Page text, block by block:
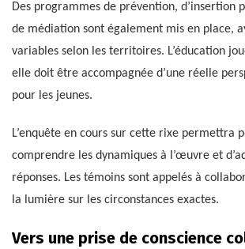
Des programmes de prévention, d’insertion
de médiation sont également mis en place,
variables selon les territoires. L’éducation
elle doit être accompagnée d’une réelle
pour les jeunes.
L’enquête en cours sur cette rixe permettra
comprendre les dynamiques à l’œuvre et
réponses. Les témoins sont appelés à
la lumière sur les circonstances exactes.
Vers une prise de conscience